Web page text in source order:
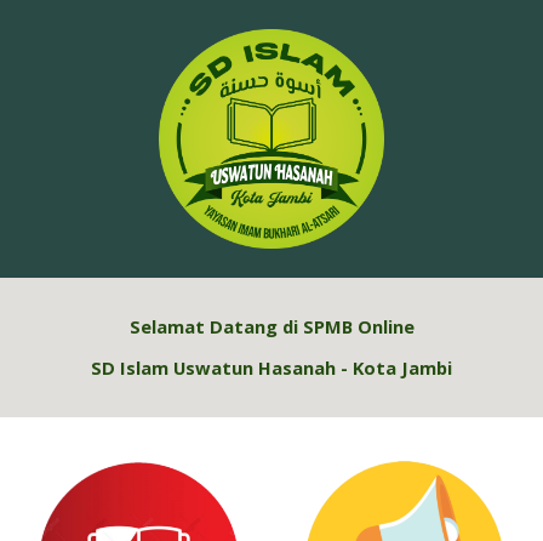
Selamat Datang di SPMB Online
SD Islam Uswatun Hasanah - Kota Jambi